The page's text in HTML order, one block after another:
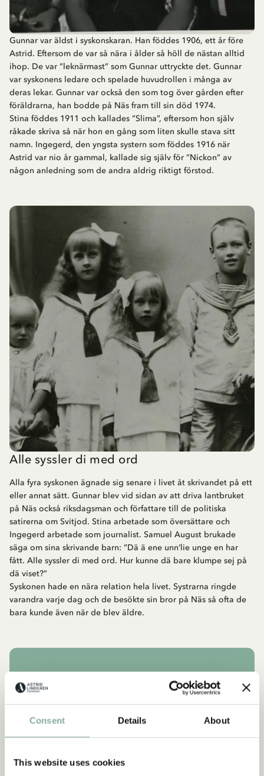
Consent Details About
This website uses cookies
Gunnar var äldst i syskonskaran. Han föddes 1906, ett år före
Astrid. Eftersom de var så nära i ålder så höll de nästan alltid
ihop. De var ”leknärmast” som Gunnar uttryckte det. Gunnar
var syskonens ledare och spelade huvudrollen i många av
deras lekar. Gunnar var också den som tog över gården efter
föräldrarna, han bodde på Näs fram till sin död 1974.
Stina föddes 1911 och kallades ”Slima”, eftersom hon själv
råkade skriva så när hon en gång som liten skulle stava sitt
namn. Ingegerd, den yngsta systern som föddes 1916 när
Astrid var nio år gammal, kallade sig själv för ”Nickon” av
någon anledning som de andra aldrig riktigt förstod.
Alle syssler di med ord
Alla fyra syskonen ägnade sig senare i livet åt skrivandet på ett
eller annat sätt. Gunnar blev vid sidan av att driva lantbruket
på Näs också riksdagsman och författare till de politiska
satirerna om Svitjod. Stina arbetade som översättare och
Ingegerd arbetade som journalist. Samuel August brukade
säga om sina skrivande barn: ”Dä ä ene unn’lie unge en har
fått. Alle syssler di med ord. Hur kunne dä bare klumpe sej på
dä viset?”
Syskonen hade en nära relation hela livet. Systrarna ringde
varandra varje dag och de besökte sin bror på Näs så ofta de
bara kunde även när de blev äldre.
vår barndom till det den var –
trygghet och frihet.”
Ur Samuel August från Sevedstorp och Hanna i Hult